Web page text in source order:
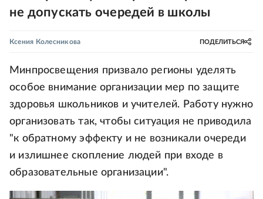
не допускать очередей в школы
Ксения Колесникова ПОДЕЛИТЬСЯ
Минпросвещения призвало регионы уделять
особое внимание организации мер по защите
здоровья школьников и учителей. Работу нужно
организовать так, чтобы ситуация не приводила
"к обратному эффекту и не возникали очереди
и излишнее скопление людей при входе в
образовательные организации".